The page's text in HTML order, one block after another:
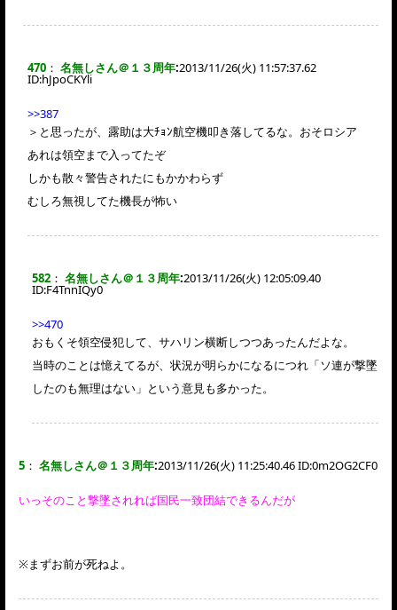
470 ： 名無しさん＠１３周年:2013/11/26(火) 11:57:37.62
ID:hJpoCKYli
>>387
＞と思ったが、露助は大ﾁｮﾝ航空機叩き落してるな。おそロシア
あれは領空まで入ってたぞ
しかも散々警告されたにもかかわらず
むしろ無視してた機長が怖い
582 ： 名無しさん＠１３周年:2013/11/26(火) 12:05:09.40
ID:F4TnnIQy0
>>470
おもくそ領空侵犯して、サハリン横断しつつあったんだよな。
当時のことは憶えてるが、状況が明らかになるにつれ「ソ連が撃墜
したのも無理はない」という意見も多かった。
5 ： 名無しさん＠１３周年:2013/11/26(火) 11:25:40.46 ID:0m2OG2CF0
いっそのこと撃墜されれば国民一致団結できるんだが
※まずお前が死ねよ。